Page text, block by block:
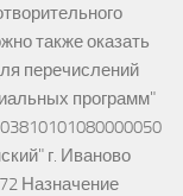
также оказать
перечислений
программ"
г. Иваново
Назначение